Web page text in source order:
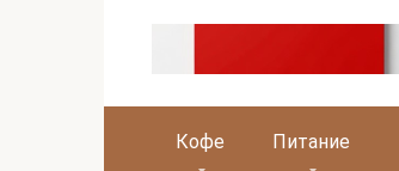
Кофе Питание